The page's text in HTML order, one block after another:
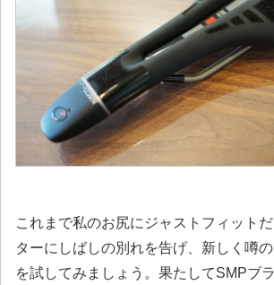
これまで私のお尻にジャストフィット
ターにしばしの別れを告げ、新しく噂
を試してみましょう。果たしてSMPブ